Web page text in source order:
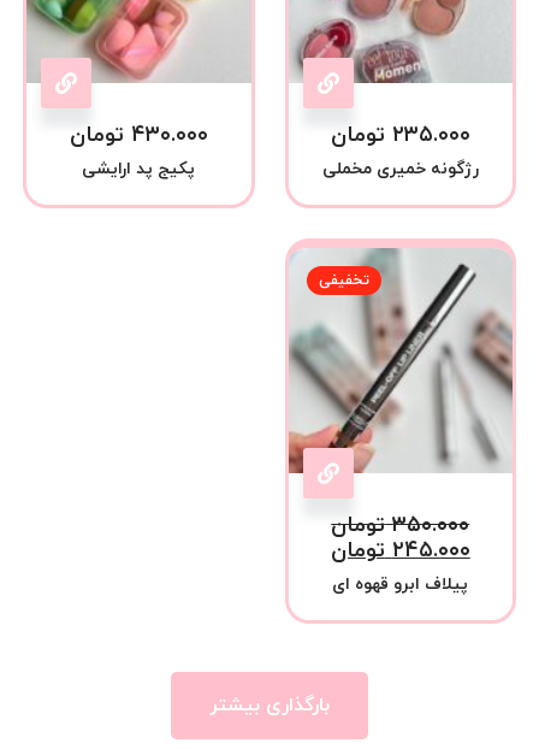
۲۳۵.۰۰۰ تومان
رژگونه خمیری مخملی
۴۳۰.۰۰۰ تومان
پکیج پد ارایشی
تخفیفی
۳۵۰.۰۰۰ تومان
۲۴۵.۰۰۰ تومان
پیلاف ابرو قهوه ای
بارگذاری بیشتر